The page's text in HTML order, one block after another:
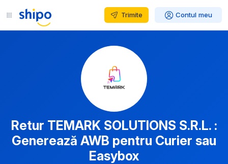
Trimite Contul meu
Retur TEMARK SOLUTIONS S.R.L. :
Generează AWB pentru Curier sau
Easybox